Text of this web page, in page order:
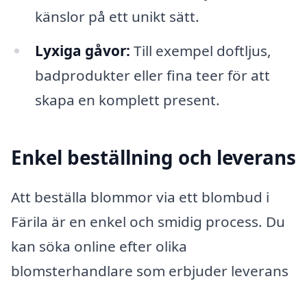
känslor på ett unikt sätt.
Lyxiga gåvor: Till exempel doftljus,
badprodukter eller fina teer för att
skapa en komplett present.
Enkel beställning och leverans
Att beställa blommor via ett blombud i
Färila är en enkel och smidig process. Du
kan söka online efter olika
blomsterhandlare som erbjuder leverans